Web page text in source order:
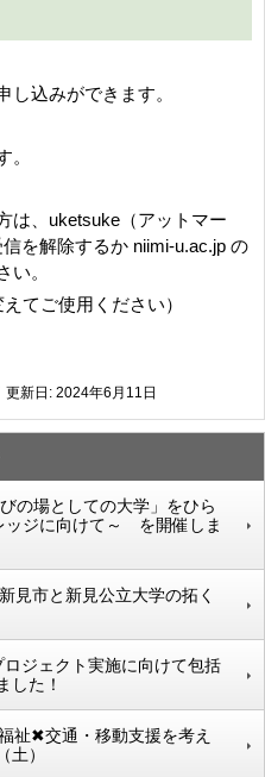
込みができます。
。
は、uketsuke（アットマー
を解除するか niimi-u.ac.jp の
い。
てご使用ください）
新日: 2024年6月11日
の場としての大学」をひら
ジに向けて～ を開催しま
見市と新見公立大学の拓く
ジェクト実施に向けて包括
した！
祉✖交通・移動支援を考え
）